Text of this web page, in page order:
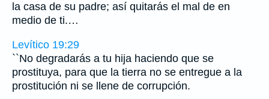
la casa de su padre; así quitarás el mal de en
medio de ti.…
Levítico 19:29
``No degradarás a tu hija haciendo que se
prostituya, para que la tierra no se entregue a la
prostitución ni se llene de corrupción.